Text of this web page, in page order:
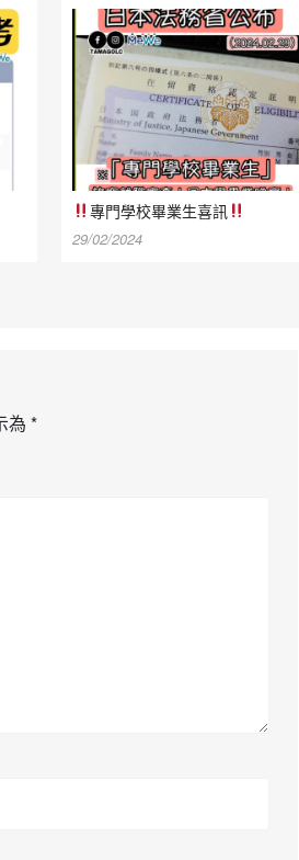
專門學校畢業生喜訊
29/02/2024
為 *